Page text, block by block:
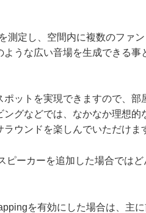
定し、空間内に複数のファ
うな広い音場を生成できる事
ットを実現できますので、部
グなどでは、なかなか理想的
ウンドを楽しんでいただけま
ーカーを追加した場合ではど
を有効にした場合は、主に